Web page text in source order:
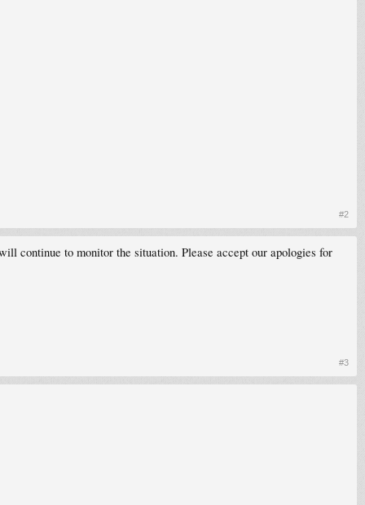
#2
continue to monitor the situation. Please accept our apologies for
#3